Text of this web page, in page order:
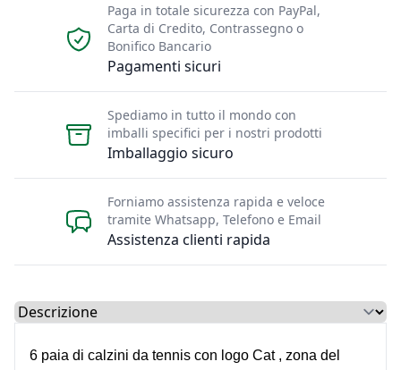
Pagamenti sicuri
Paga in totale sicurezza con PayPal,
Carta di Credito, Contrassegno o
Bonifico Bancario
Imballaggio sicuro
Spediamo in tutto il mondo con
imballi specifici per i nostri prodotti
Assistenza clienti rapida
Forniamo assistenza rapida e veloce
tramite Whatsapp, Telefono e Email
Select a tab
6 paia di calzini da tennis con logo Cat , zona del